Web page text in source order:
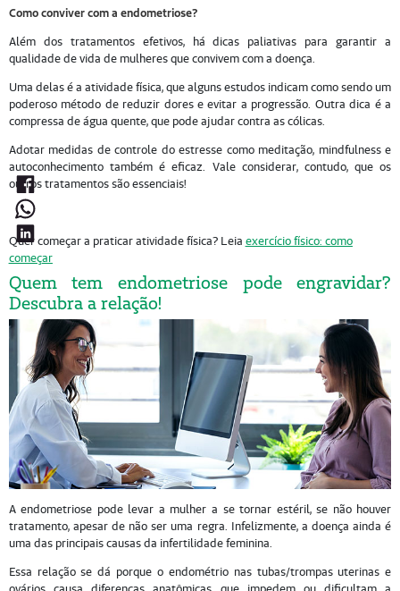
Como conviver com a endometriose?
Além dos tratamentos efetivos, há dicas paliativas para garantir a
qualidade de vida de mulheres que convivem com a doença.
Uma delas é a atividade física, que alguns estudos indicam como sendo um
poderoso método de reduzir dores e evitar a progressão. Outra dica é a
compressa de água quente, que pode ajudar contra as cólicas.
Adotar medidas de controle do estresse como meditação, mindfulness e
autoconhecimento também é eficaz. Vale considerar, contudo, que os
outros tratamentos são essenciais!
Quer começar a praticar atividade física? Leia exercício físico: como
começar
Quem tem endometriose pode engravidar?
Descubra a relação!
A endometriose pode levar a mulher a se tornar estéril, se não houver
tratamento, apesar de não ser uma regra. Infelizmente, a doença ainda é
uma das principais causas da infertilidade feminina.
Essa relação se dá porque o endométrio nas tubas/trompas uterinas e